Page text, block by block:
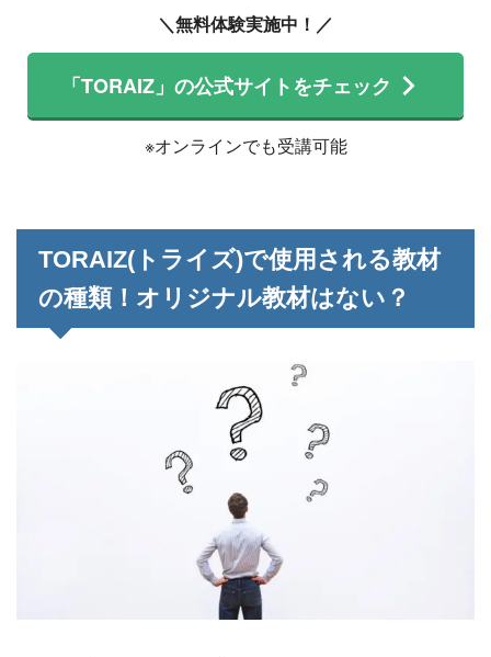
＼無料体験実施中！／
「TORAIZ」の公式サイトをチェック
※オンラインでも受講可能
TORAIZ(トライズ)で使用される教材
の種類！オリジナル教材はない？